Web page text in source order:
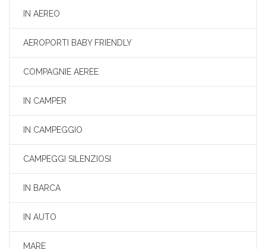
IN AEREO
AEROPORTI BABY FRIENDLY
COMPAGNIE AEREE
IN CAMPER
IN CAMPEGGIO
CAMPEGGI SILENZIOSI
IN BARCA
IN AUTO
MARE